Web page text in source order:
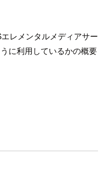
レメンタルメディアサー
に利用しているかの概要